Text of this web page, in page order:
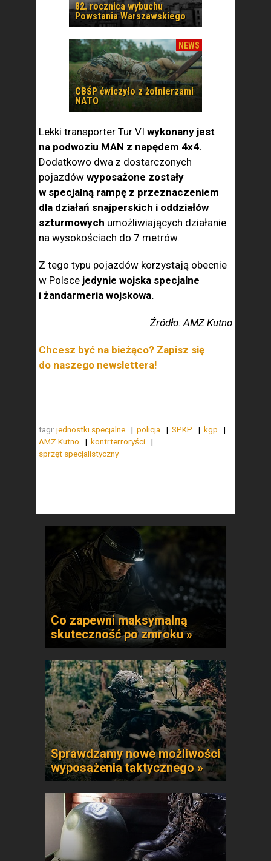
82. rocznica wybuchu
Powstania Warszawskiego
NEWS
CBŚP ćwiczyło z żołnierzami
NATO
Lekki transporter Tur VI wykonany jest
na podwoziu MAN z napędem 4x4.
Dodatkowo dwa z dostarczonych
pojazdów wyposażone zostały
w specjalną rampę z przeznaczeniem
dla działań snajperskich i oddziałów
szturmowych umożliwiających działanie
na wysokościach do 7 metrów.
Z tego typu pojazdów korzystają obecnie
w Polsce jedynie wojska specjalne
i żandarmeria wojskowa.
Źródło: AMZ Kutno
Chcesz być na bieżąco? Zapisz się
do naszego newslettera!
tagi: jednostki specjalne policja SPKP
kgp
AMZ Kutno
kontrterroryści
sprzęt specjalistyczny
Co zapewni maksymalną
skuteczność po zmroku »
Sprawdzamy nowe możliwości
wyposażenia taktycznego »